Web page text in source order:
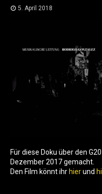
5. April 2018
Für diese Doku über den
Dezember 2017 gemacht.
Den Film könnt ihr hierund